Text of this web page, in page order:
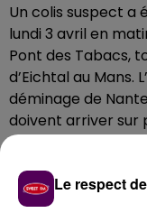
Un colis suspect a
lundi 3 avril en
Pont des Tabacs,
d’Eichtal au Mans.
déminage de
doivent arriver sur
la fin de cette
et des piétons a
périmètre de
d’Eichtal est
Le respect